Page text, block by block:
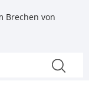
Brechen von